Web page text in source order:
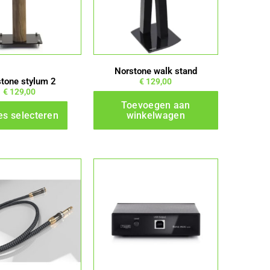
stylum 2
€129,00
selecteren
optie
kan
worden
op
de
Norstone walk stand
€ 129,00
Toevoegen aan
winkelwagen
product
heeft
meerdere
variaties.
Deze
optie